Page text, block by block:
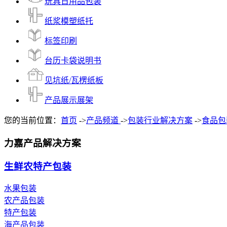
纸浆模塑纸托
标签印刷
台历卡袋说明书
见坑纸/瓦楞纸板
产品展示展架
您的当前位置： 首页 ->产品频道 ->包装行业解决方案 ->食品
力嘉产品解决方案
生鲜农特产包装
水果包装
农产品包装
特产包装
海产品包装